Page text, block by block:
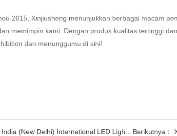
2015, Xinjiusheng menunjukkan berbagai macam
memimpin kami. Dengan produk kualitas tertinggi
dan menunggumu di sini!
Delhi) International LED Lighting Exhibition in 2015 Berikutnya：